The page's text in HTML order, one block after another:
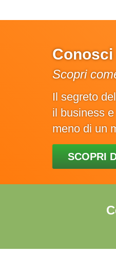
Scopri
Il segreto
il business
meno di un
SCOPRI